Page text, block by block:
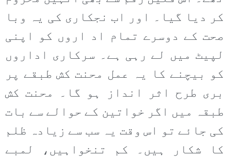
کر دیا گیا۔ اور اب نجکاری کی یہ وبا
صحت کے دوسرے تمام اد اروں کو اپنی
لپیٹ میں لے رہی ہے۔ سرکاری اداروں
کو بیچنے کا یہ عمل محنت کش طبقے پر
بری طرح اثر انداز ہو گا۔ محنت کش
طبقہ میں اگر خواتین کے حوالے سے بات
کی جائے تو اس وقت یہ سب سے زیادہ ظلم
کا شکار ہیں۔ کم تنخواہیں، لمبے